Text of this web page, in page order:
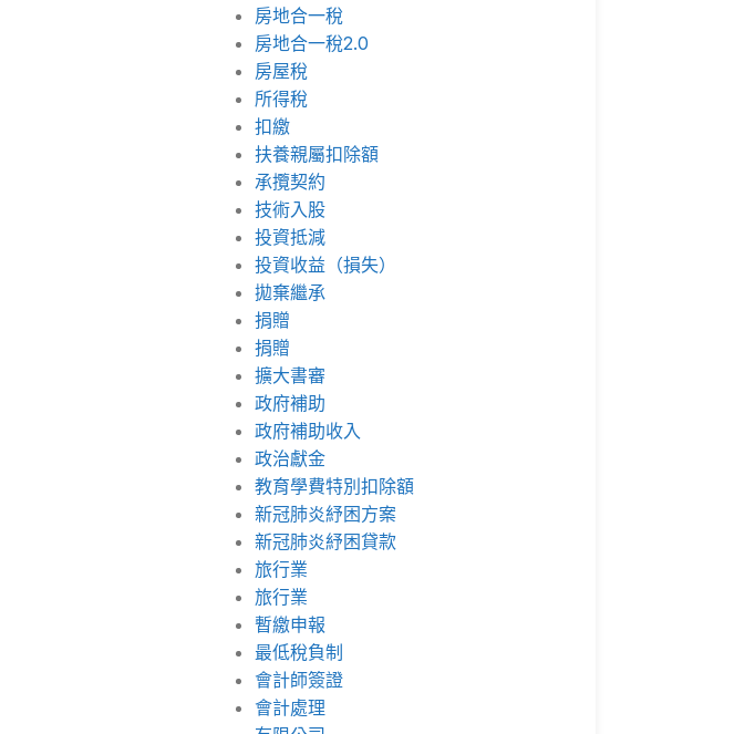
房地合一稅
房地合一稅2.0
房屋稅
所得稅
扣繳
扶養親屬扣除額
承攬契約
技術入股
投資抵減
投資收益（損失）
拋棄繼承
捐贈
捐贈
擴大書審
政府補助
政府補助收入
政治獻金
教育學費特別扣除額
新冠肺炎紓困方案
新冠肺炎紓困貸款
旅行業
旅行業
暫繳申報
最低稅負制
會計師簽證
會計處理